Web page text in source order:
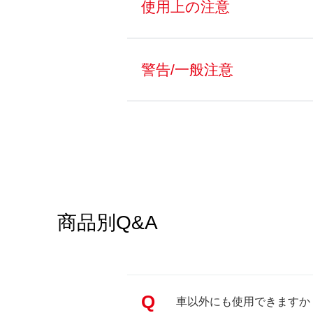
使用上の注意
警告/一般注意
商品別Q&A
Q 車以外にも使用できますか